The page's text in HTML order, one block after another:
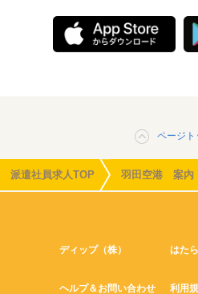
ページト
派遣社員求人TOP 羽田空港 案
ディップ（株） はた
ヘルプ＆お問い合わせ 利用